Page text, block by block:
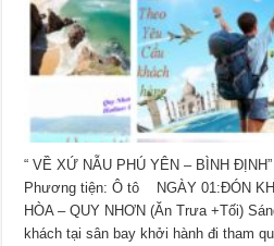
“ VỀ XỨ NẪU PHÚ YÊN – BÌNH
Phương tiện: Ô tô NGÀY 01:ĐÓN
HÒA – QUY NHƠN (Ăn Trưa +Tối)
khách tại sân bay khởi hành đi tham